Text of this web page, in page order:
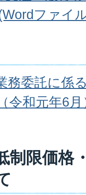
ファイ
務委託に係
令和元年6
制限価格